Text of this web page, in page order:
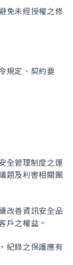
免未經授權之修
規定、契約要
全管理制度之運
題及利害相關團
改善資訊安全品
戶之權益。
紀錄之保護應有